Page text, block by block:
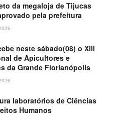
da megaloja de Tijucas
pela prefeitura
neste sábado(08) o XIII
de Apicultores e
da Grande Florianópolis
laboratórios de Ciências
Humanos